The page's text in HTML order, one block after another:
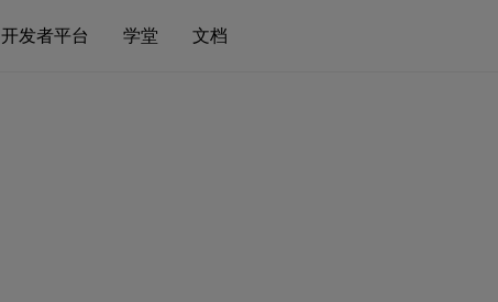
开发者平台 学堂 文档